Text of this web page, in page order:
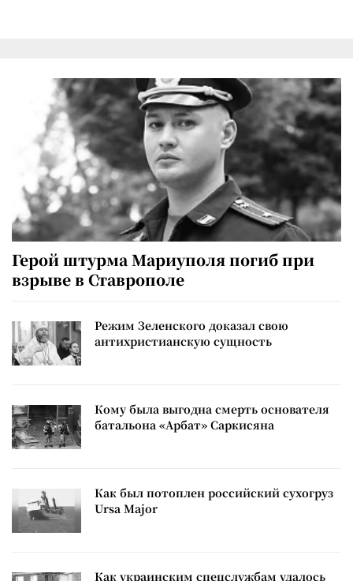
Герой штурма Мариуполя погиб при
взрыве в Ставрополе
Режим Зеленского доказал свою
антихристианскую сущность
Кому была выгодна смерть основателя
батальона «Арбат» Саркисяна
Как был потоплен российский сухогруз
Ursa Major
Как украинским спецслужбам удалось